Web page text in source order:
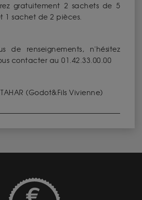
gratuitement 2 sachets de 5
1 sachet de 2 pièces.
de renseignements, n'hésitez
contacter au 01.42.33.00.00
(Godot&Fils Vivienne)